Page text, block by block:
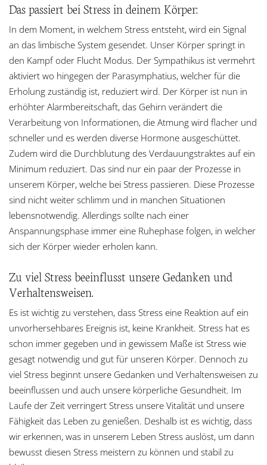
Das passiert bei Stress in deinem Körper:
In dem Moment, in welchem Stress entsteht, wird ein Signal
an das limbische System gesendet. Unser Körper springt in
den Kampf oder Flucht Modus. Der Sympathikus ist vermehrt
aktiviert wo hingegen der Parasymphatius, welcher für die
Erholung zuständig ist, reduziert wird. Der Körper ist nun in
erhöhter Alarmbereitschaft, das Gehirn verändert die
Verarbeitung von Informationen, die Atmung wird flacher und
schneller und es werden diverse Hormone ausgeschüttet.
Zudem wird die Durchblutung des Verdauungstraktes auf ein
Minimum reduziert. Das sind nur ein paar der Prozesse in
unserem Körper, welche bei Stress passieren. Diese Prozesse
sind nicht weiter schlimm und in manchen Situationen
lebensnotwendig. Allerdings sollte nach einer
Anspannungsphase immer eine Ruhephase folgen, in welcher
sich der Körper wieder erholen kann.
Zu viel Stress beeinflusst unsere Gedanken und
Verhaltensweisen.
Es ist wichtig zu verstehen, dass Stress eine Reaktion auf ein
unvorhersehbares Ereignis ist, keine Krankheit. Stress hat es
schon immer gegeben und in gewissem Maße ist Stress wie
gesagt notwendig und gut für unseren Körper. Dennoch zu
viel Stress beginnt unsere Gedanken und Verhaltensweisen zu
beeinflussen und auch unsere körperliche Gesundheit. Im
Laufe der Zeit verringert Stress unsere Vitalität und unsere
Fähigkeit das Leben zu genießen. Deshalb ist es wichtig, dass
wir erkennen, was in unserem Leben Stress auslöst, um dann
bewusst diesen Stress meistern zu können und stabil zu